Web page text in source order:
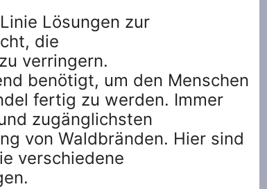
Lösungen zur
die
verringern.
benötigt, um den Menschen
fertig zu werden. Immer
zugänglichsten
von Waldbränden. Hier sind
verschiedene